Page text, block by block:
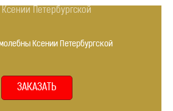
Ксении Петербургской
ЗАКАЗАТЬ